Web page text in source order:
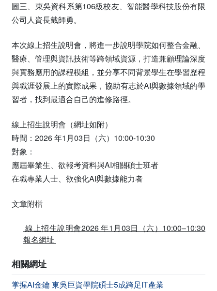
圖三、東吳資科系第106級校友、智能醫學科技股份有限
公司人資長戴師勇。
本次線上招生說明會，將進一步說明學院如何整合金融、
醫療、管理與資訊技術等跨領域資源，打造兼顧理論深度
與實務應用的課程模組，並分享不同背景學生在學習歷程
與職涯發展上的實際成果，協助有志於AI與數據領域的學
習者，找到最適合自己的進修路徑。
線上招生說明會（網址如附）
時間：2026 年1月03日（六）10:00-10:30
對象：
應屆畢業生、欲報考資料與AI相關碩士班者
在職專業人士、欲強化AI與數據能力者
文章附檔
線上招生說明會2026 年1月03日（六）10:00–10:30
報名網址
相關網址
掌握AI金鑰 東吳巨資學院碩士5成跨足IT產業